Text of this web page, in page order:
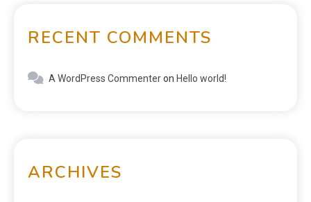
RECENT COMMENTS
A WordPress Commenteron Hello world!
ARCHIVES